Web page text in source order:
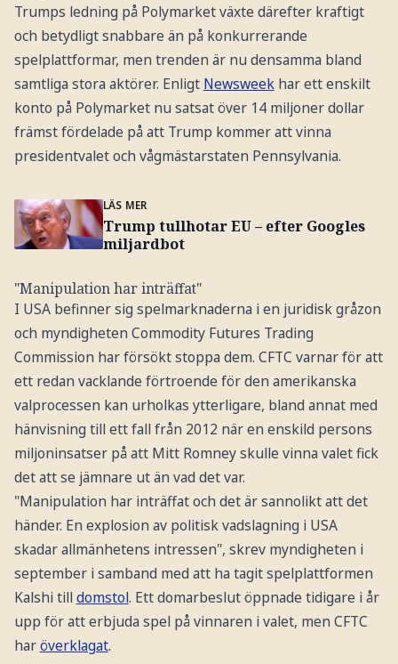
Trumps ledning på Polymarket växte därefter kraftigt
och betydligt snabbare än på konkurrerande
spelplattformar, men trenden är nu densamma bland
samtliga stora aktörer. Enligt Newsweekhar ett enskilt
konto på Polymarket nu satsat över 14 miljoner dollar
främst fördelade på att Trump kommer att vinna
presidentvalet och vågmästarstaten Pennsylvania.
LÄS MER
Trump tullhotar EU – efter Googles
miljardbot
"Manipulation har inträffat"
I USA befinner sig spelmarknaderna i en juridisk gråzon
och myndigheten Commodity Futures Trading
Commission har försökt stoppa dem. CFTC varnar för att
ett redan vacklande förtroende för den amerikanska
valprocessen kan urholkas ytterligare, bland annat med
hänvisning till ett fall från 2012 när en enskild persons
miljoninsatser på att Mitt Romney skulle vinna valet fick
det att se jämnare ut än vad det var.
"Manipulation har inträffat och det är sannolikt att det
händer. En explosion av politisk vadslagning i USA
skadar allmänhetens intressen", skrev myndigheten i
september i samband med att ha tagit spelplattformen
Kalshi till domstol. Ett domarbeslut öppnade tidigare i år
upp för att erbjuda spel på vinnaren i valet, men CFTC
haröverklagat.